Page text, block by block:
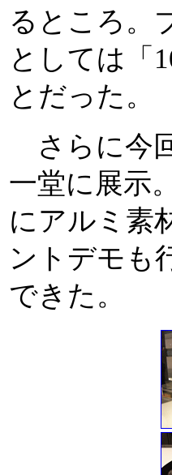
るところ。
としては「
とだった。
さらに今
一堂に展示
にアルミ素
ントデモも
できた。